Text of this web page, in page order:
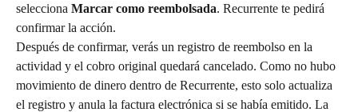
selecciona Marcar como reembolsada. Recurrente te pedirá
confirmar la acción.
Después de confirmar, verás un registro de reembolso en la
actividad y el cobro original quedará cancelado. Como no hubo
movimiento de dinero dentro de Recurrente, esto solo actualiza
el registro y anula la factura electrónica si se había emitido. La